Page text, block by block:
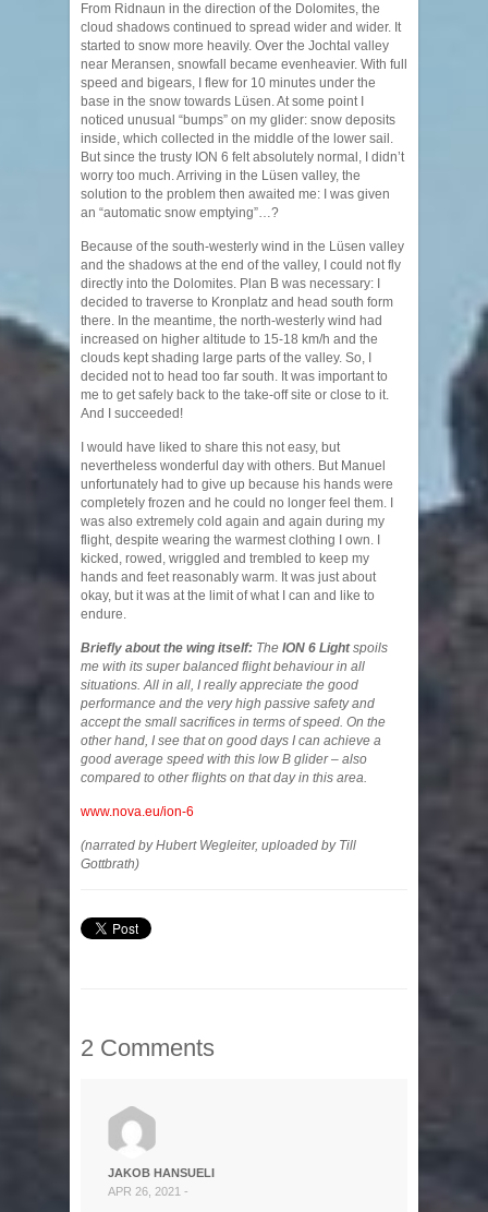
From Ridnaun in the direction of the Dolomites, the
cloud shadows continued to spread wider and wider. It
started to snow more heavily. Over the Jochtal valley
near Meransen, snowfall became evenheavier. With full
speed and bigears, I flew for 10 minutes under the
base in the snow towards Lüsen. At some point I
noticed unusual “bumps” on my glider: snow deposits
inside, which collected in the middle of the lower sail.
But since the trusty ION 6 felt absolutely normal, I didn’t
worry too much. Arriving in the Lüsen valley, the
solution to the problem then awaited me: I was given
an “automatic snow emptying”…?
Because of the south-westerly wind in the Lüsen valley
and the shadows at the end of the valley, I could not fly
directly into the Dolomites. Plan B was necessary: I
decided to traverse to Kronplatz and head south form
there. In the meantime, the north-westerly wind had
increased on higher altitude to 15-18 km/h and the
clouds kept shading large parts of the valley. So, I
decided not to head too far south. It was important to
me to get safely back to the take-off site or close to it.
And I succeeded!
I would have liked to share this not easy, but
nevertheless wonderful day with others. But Manuel
unfortunately had to give up because his hands were
completely frozen and he could no longer feel them. I
was also extremely cold again and again during my
flight, despite wearing the warmest clothing I own. I
kicked, rowed, wriggled and trembled to keep my
hands and feet reasonably warm. It was just about
okay, but it was at the limit of what I can and like to
endure.
Briefly about the wing itself: The ION 6 Lightspoils
me with its super balanced flight behaviour in all
situations. All in all, I really appreciate the good
performance and the very high passive safety and
accept the small sacrifices in terms of speed. On the
other hand, I see that on good days I can achieve a
good average speed with this low B glider – also
compared to other flights on that day in this area.
www.nova.eu/ion-6
(narrated by Hubert Wegleiter, uploaded by Till
Gottbrath)
2 Comments
JAKOB HANSUELI
APR 26, 2021 -